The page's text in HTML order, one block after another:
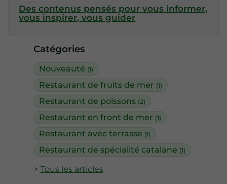
Catégories
Nouveauté (1)
Restaurant de fruits de mer (1)
Restaurant de poissons (2)
Restaurant en front de mer (1)
Restaurant avec terrasse (1)
Restaurant de spécialité catalane (1)
Tous les articles
Des contenus pensés pour vous informer,
vous inspirer, vous guider